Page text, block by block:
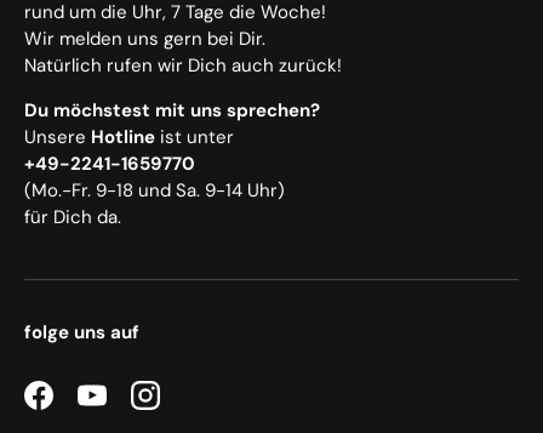
rund um die Uhr, 7 Tage die Woche!
Wir melden uns gern bei Dir.
Natürlich rufen wir Dich auch zurück!
Du möchstest mit uns sprechen?
Unsere Hotline ist unter
+49-2241-1659770
(Mo.-Fr. 9-18 und Sa. 9-14 Uhr)
für Dich da.
folge uns auf
FacebookYouTubeInstagram